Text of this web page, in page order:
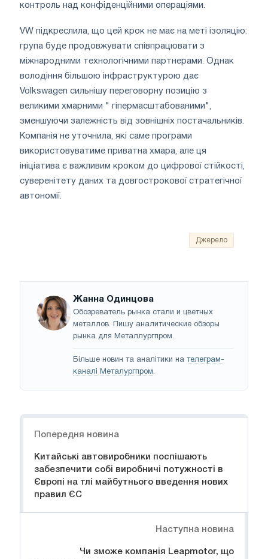
контроль над конфіденційними операціями.
VW підкреслила, що цей крок не має на меті ізоляцію:
група буде продовжувати співпрацювати з
міжнародними технологічними партнерами. Однак
володіння більшою інфраструктурою дає
Volkswagen сильнішу переговорну позицію з
великими хмарними " гіпермасштабованими",
зменшуючи залежність від зовнішніх постачальників.
Компанія не уточнила, які саме програми
використовуватиме приватна хмара, але ця
ініціатива є важливим кроком до цифрової стійкості,
суверенітету даних та довгострокової стратегічної
автономії.
Джерело
Жанна Одинцова
Обозреватель рынка стали и цветных
металлов. Пишу аналитические обзоры
рынка для Металлургпром.
Більше новин та аналітики на телеграм-
каналі Металургпром.
Попередня новина
Китайські автовиробники поспішають
забезпечити собі виробничі потужності в
Європі на тлі майбутнього введення нових
правил ЄС
Наступна новина
Чи зможе компанія Leapmotor, що